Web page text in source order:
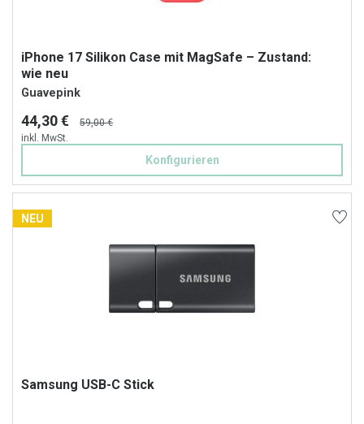
iPhone 17 Silikon Case mit MagSafe – Zustand:
wie neu
Guavepink
44,30 €
59,00 €
inkl. MwSt.
Konfigurieren
NEU
Samsung USB-C Stick